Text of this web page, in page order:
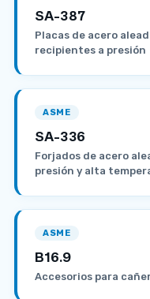
SA-387
Placas de acero
recipientes a presión
ASME
SA-336
Forjados de acero
presión y alta
ASME
B16.9
Accesorios para